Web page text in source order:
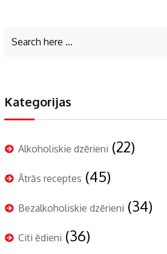
Kategorijas
Alkoholiskie dzērieni (22)
Ātrās receptes (45)
Bezalkoholiskie dzērieni (34)
Citi ēdieni (36)